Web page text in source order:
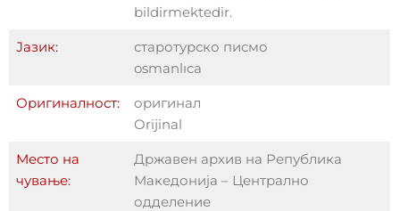
bildirmektedir.
Јазик:
старотурско писмо
osmanlıca
Оригиналност:
оригинал
Orijinal
Место на
чување:
Државен архив на Република
Македонија – Централно
одделение